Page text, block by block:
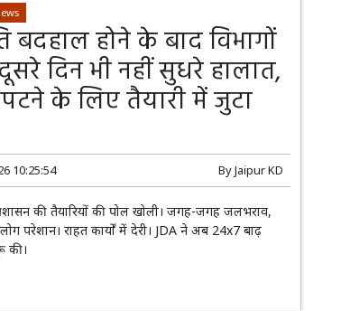
बदहाल होने के बाद विभागों
दिन भी नहीं सुधरे हालात,
के लिए तैयारी में जुटा
10:25:54 ByJaipur KD
की तैयारियों की पोल खोली। जगह-जगह जलभराव,
परेशान। राहत कार्यों में देरी। JDA ने अब 24x7 बाढ़
की।